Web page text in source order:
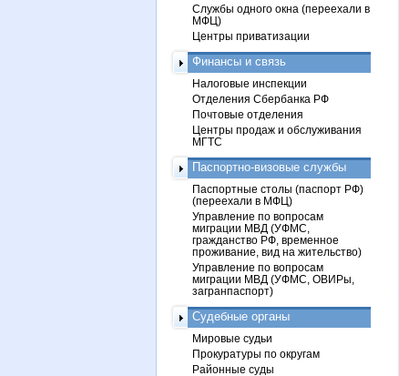
Службы одного окна (переехали в
МФЦ)
Центры приватизации
Финансы и связь
Налоговые инспекции
Отделения Сбербанка РФ
Почтовые отделения
Центры продаж и обслуживания
МГТС
Паспортно-визовые службы
Паспортные столы (паспорт РФ)
(переехали в МФЦ)
Управление по вопросам
миграции МВД (УФМС,
гражданство РФ, временное
проживание, вид на жительство)
Управление по вопросам
миграции МВД (УФМС, ОВИРы,
загранпаспорт)
Судебные органы
Мировые судьи
Прокуратуры по округам
Районные суды